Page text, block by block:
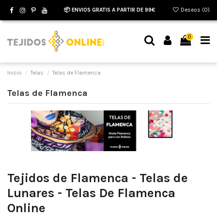
📦 ENVIOS GRATIS A PARTIR DE 99€ Deseos (0)
0
Inicio Telas Telas de Flamenca
Telas de Flamenca
Tejidos de Flamenca - Telas de
Lunares - Telas De Flamenca
Online